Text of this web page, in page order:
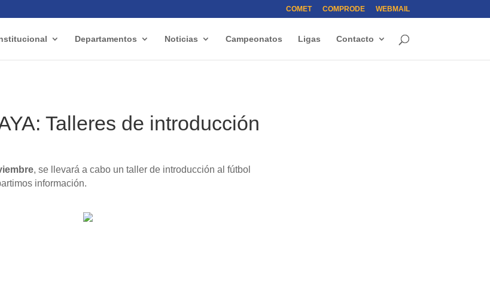
COMET COMPRODE WEBMAIL
Departamentos Noticias Campeonatos Ligas Contacto
Talleres de introducción
, se llevará a cabo un taller de introducción al fútbol
información.